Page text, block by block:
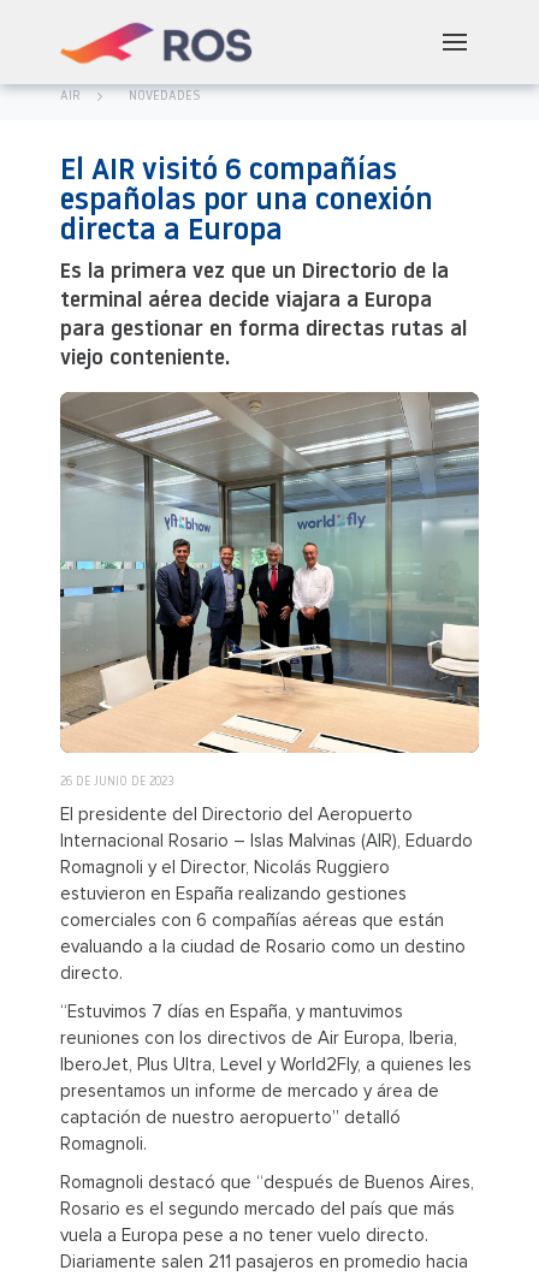
AIR NOVEDADES
El AIR visitó 6 compañías
españolas por una conexión
directa a Europa
Es la primera vez que un Directorio de la
terminal aérea decide viajara a Europa
para gestionar en forma directas rutas al
viejo conteniente.
26 DE JUNIO DE 2023
El presidente del Directorio del Aeropuerto
Internacional Rosario – Islas Malvinas (AIR), Eduardo
Romagnoli y el Director, Nicolás Ruggiero
estuvieron en España realizando gestiones
comerciales con 6 compañías aéreas que están
evaluando a la ciudad de Rosario como un destino
directo.
“Estuvimos 7 días en España, y mantuvimos
reuniones con los directivos de Air Europa, Iberia,
IberoJet, Plus Ultra, Level y World2Fly, a quienes les
presentamos un informe de mercado y área de
captación de nuestro aeropuerto” detalló
Romagnoli.
Romagnoli destacó que “después de Buenos Aires,
Rosario es el segundo mercado del país que más
vuela a Europa pese a no tener vuelo directo.
Diariamente salen 211 pasajeros en promedio hacia